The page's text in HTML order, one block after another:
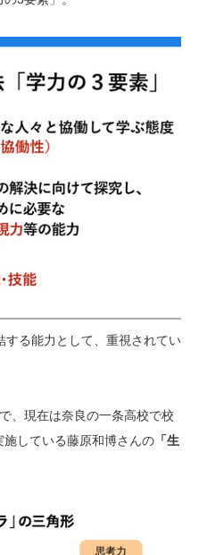
する能力として、重視されてい
、現在は奈良の一条高校で校
している藤原和博さんの 「生